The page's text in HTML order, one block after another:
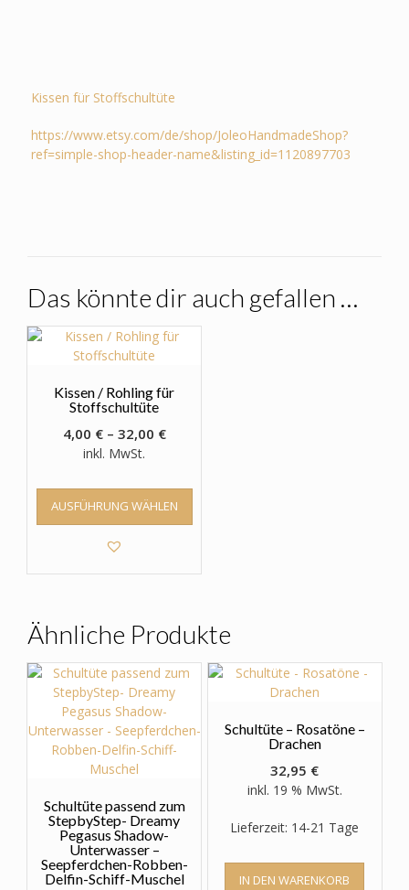
Kissen für Stoffschultüte
https://www.etsy.com/de/shop/JoleoHandmadeShop?
ref=simple-shop-header-name&listing_id=1120897703
Das könnte dir auch gefallen …
Kissen / Rohling für
Stoffschultüte
4,00 €– 32,00 €
inkl. MwSt.
AUSFÜHRUNG WÄHLEN
Dieses
weist
Optionen
können
auf
der
werden
Ähnliche Produkte
Schultüte passend zum
StepbyStep- Dreamy
Pegasus Shadow-
Unterwasser –
Seepferdchen-Robben-
Delfin-Schiff-Muschel
Schultüte – Rosatöne –
Drachen
32,95 €
inkl. 19 % MwSt.
Lieferzeit: 14-21 Tage
IN DEN WARENKORB